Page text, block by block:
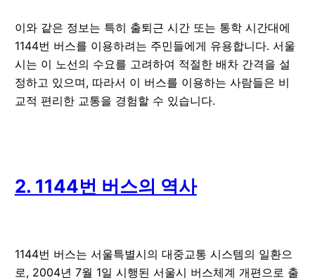
이와 같은 정보는 특히 출퇴근 시간 또는 통학 시간대에
1144번 버스를 이용하려는 주민들에게 유용합니다. 서울
시는 이 노선의 수요를 고려하여 적절한 배차 간격을 설
정하고 있으며, 따라서 이 버스를 이용하는 사람들은 비
교적 편리한 교통을 경험할 수 있습니다.
2. 1144번 버스의 역사
1144번 버스는 서울특별시의 대중교통 시스템의 일환으
로, 2004년 7월 1일 시행된 서울시 버스체계 개편으로 출